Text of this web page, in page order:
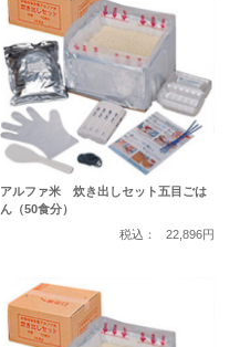
アルファ米 炊き出しセット五目ごは
ん（50食分）
税込：
22,896円